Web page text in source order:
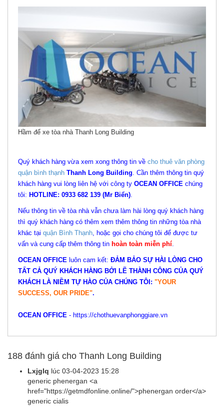
Hầm để xe tòa nhà Thanh Long Building
Quý khách hàng vừa xem xong thông tin về cho thuê văn phòng
quận bình thạnh Thanh Long Building. Cần thêm thông tin quý
khách hàng vui lòng liên hệ với công ty OCEAN OFFICE chúng
tôi: HOTLINE: 0933 682 139 (Mr Biển).
Nếu thông tin về tòa nhà vẫn chưa làm hài lòng quý khách hàng
thì quý khách hàng có thêm xem thêm thông tin những tòa nhà
khác tại quận Bình Thạnh, hoặc gọi cho chúng tôi để được tư
vấn và cung cấp thêm thông tin hoàn toàn miễn phí.
OCEAN OFFICE luôn cam kết: ĐẢM BẢO SỰ HÀI LÒNG CHO
TẤT CẢ QUÝ KHÁCH HÀNG BỞI LẼ THÀNH CÔNG CỦA QUÝ
KHÁCH LÀ NIỀM TỰ HÀO CỦA CHÚNG TÔI: "YOUR
SUCCESS, OUR PRIDE".
OCEAN OFFICE - https://chothuevanphonggiare.vn
188 đánh giá cho Thanh Long Building
Lxjglq lúc 03-04-2023 15:28
generic phenergan <a
href="https://getmdfonline.online/">phenergan order</a>
generic cialis